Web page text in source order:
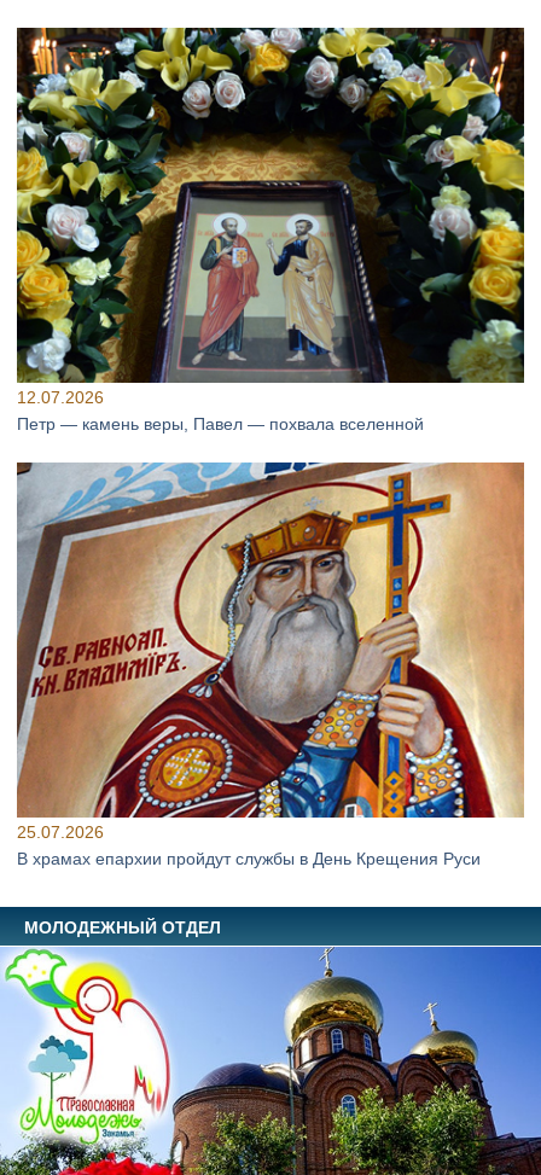
12.07.2026
Петр — камень веры, Павел — похвала вселенной
25.07.2026
В храмах епархии пройдут службы в День Крещения Руси
МОЛОДЕЖНЫЙ ОТДЕЛ